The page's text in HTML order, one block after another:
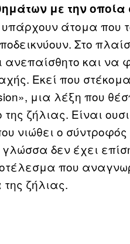
με την
άτομα που
Στο
ανεπαίσθητο και να
Εκεί που
μια λέξη που
της ζήλιας. Είναι
νιώθει ο
δεν έχει
που
ζήλιας.